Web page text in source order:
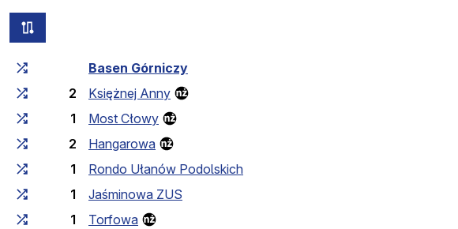
Czas przejazdu narastająco
Basen Górniczy
2
Księżnej Anny
1
Most Cłowy
2
Hangarowa
1
Rondo Ułanów Podolskich
1
Jaśminowa ZUS
1
Torfowa